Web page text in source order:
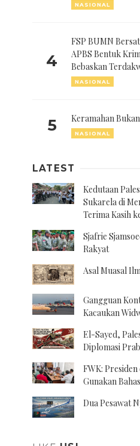
NASIONAL
4
FSP BUMN
APBS Bentuk
Bebaskan
NASIONAL
5 Keramahan
NASIONAL
LATEST
Kedutaan
Sukarela di
Terima Kasih
Sjafrie
Rakyat
Asal Muasal
Gangguan
Kacaukan
El-Sayed,
Diplomasi
FWK:
Gunakan
Dua Pesawat